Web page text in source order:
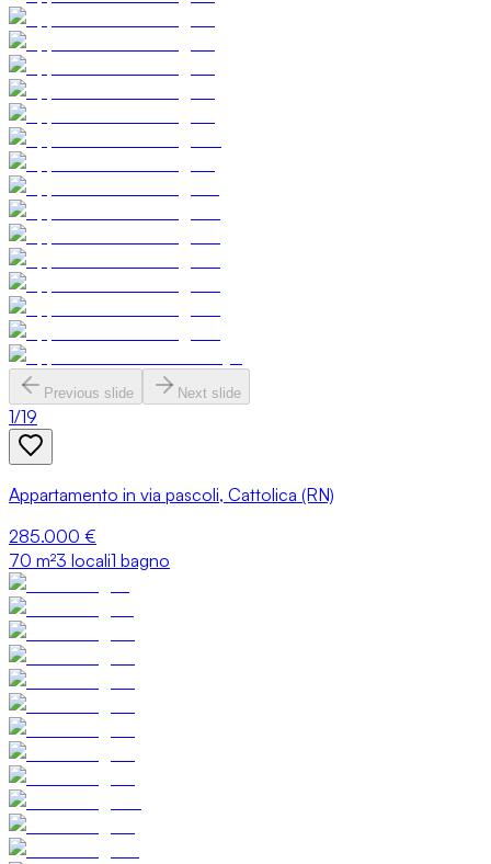
Previous slide Next slide
1/19
Appartamento in via pascoli, Cattolica (RN)
285.000 €
70 m²3 locali1 bagno